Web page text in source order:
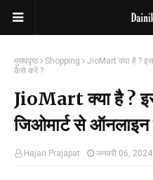
मुख्यपृष्ठ Shopping
JioMart क्या है ?
कैसे करें ?
JioMart क्या है ?
जिओमार्ट से
Hajari Prajapat जनवरी 06, 2024